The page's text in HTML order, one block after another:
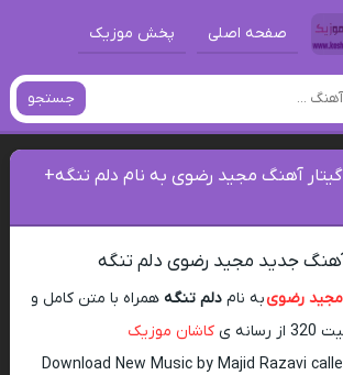
صفحه اصلی پخش موزیک
جستجو
گیتار آهنگ مجید رضوی به نام دلم تنگه+
آهنگ جدید مجید رضوی دلم تنگه
مجید رضویبه نامدلم تنگه همراه با متن کامل و
رسانه ی
کاشان موزیک
Download New Music by Majid Razavi